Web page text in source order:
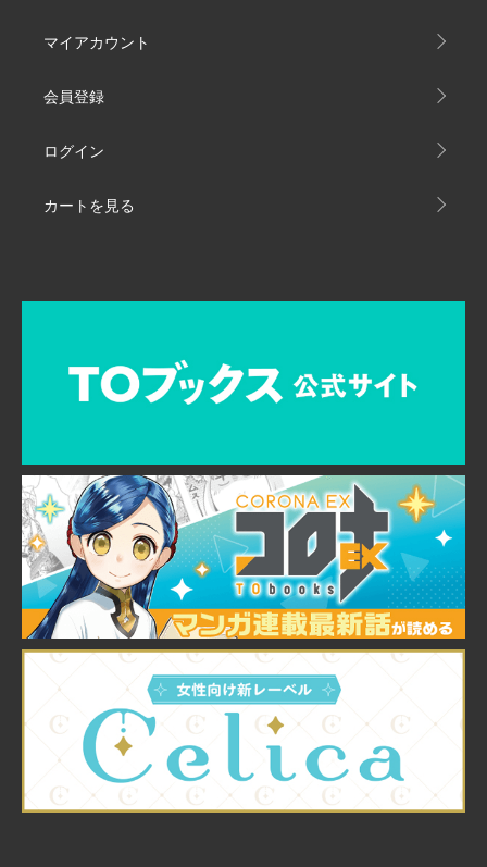
マイアカウント
会員登録
ログイン
カートを見る